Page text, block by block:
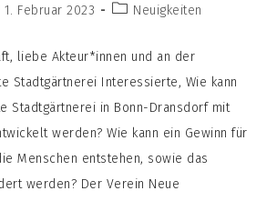
1. Februar 2023
Beitrags-
Neuigkeiten
liebe Akteur*innen und an der
Stadtgärtnerei Interessierte, Wie kann
Stadtgärtnerei in Bonn-Dransdorf mit
werden? Wie kann ein Gewinn für
Menschen entstehen, sowie das
werden? Der Verein Neue